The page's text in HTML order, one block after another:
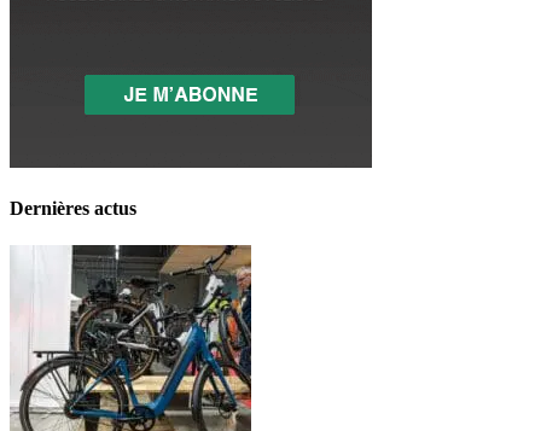
Dernières actus